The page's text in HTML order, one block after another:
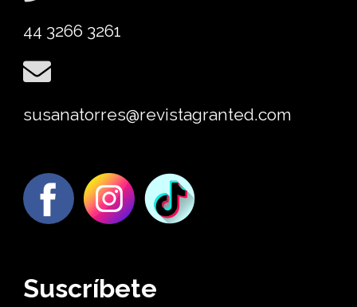
44 3266 3261
susanatorres@revistagranted.com
Suscríbete